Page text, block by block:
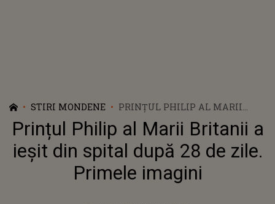
STIRI MONDENE
PRINȚUL PHILIP AL MARII
BRITANII A IEȘIT DIN SPITAL
DUPĂ 28 DE ZILE. PRIMELE
IMAGINI
Prințul Philip al Marii Britanii a
ieșit din spital după 28 de zile.
Primele imagini